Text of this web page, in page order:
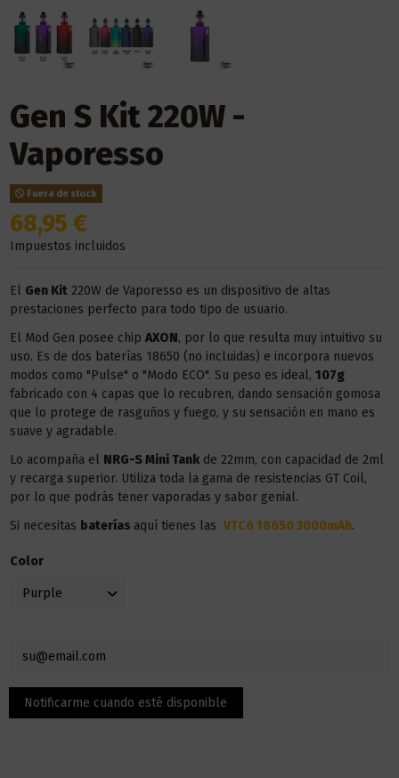
Gen S Kit 220W -
Vaporesso
Fuera de stock
68,95 €
Impuestos incluidos
El Gen Kit220W de Vaporesso es un dispositivo de altas
prestaciones perfecto para todo tipo de usuario.
El Mod Gen posee chip AXON, por lo que resulta muy intuitivo su
uso. Es de dos baterías 18650 (no incluidas) e incorpora nuevos
modos como "Pulse" o "Modo ECO". Su peso es ideal, 107g
fabricado con 4 capas que lo recubren, dando sensación gomosa
que lo protege de rasguños y fuego, y su sensación en mano es
suave y agradable.
Lo acompaña el NRG-S Mini Tankde 22mm, con capacidad de 2ml
y recarga superior. Utiliza toda la gama de resistencias GT Coil,
por lo que podrás tener vaporadas y sabor genial.
Si necesitas baterías aquí tienes las VTC6 18650 3000mAh.
Color